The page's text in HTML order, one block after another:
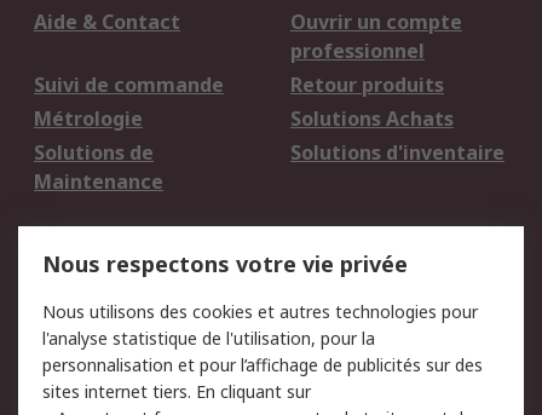
Aide & Contact
Ouvrir un compte
professionnel
Suivi de commande
Retour produits
Métrologie
Solutions Achats
Solutions de
Maintenance
Solutions d'inventaire
du site
Politique de protection
des données - Mise à
jour
Sécurité des E-mails
Nous respectons votre vie privée
Nous utilisons des cookies et autres technologies pour
l'analyse statistique de l'utilisation, pour la
personnalisation et pour l’affichage de publicités sur des
sites internet tiers. En cliquant sur